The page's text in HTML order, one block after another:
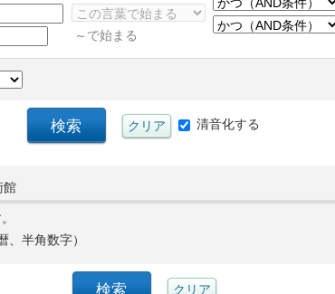
～で始まる
清音化する
館
、半角数字）